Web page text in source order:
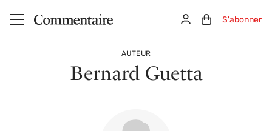
Aller au contenu principal ConnexionPanier (0)
S'abonner
AUTEUR
Bernard Guetta